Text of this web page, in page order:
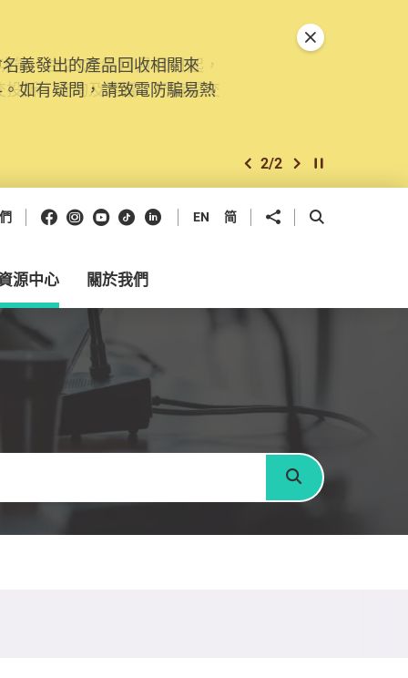
。由2025年11月10日起，
訴、查詢及建議。所有提交
上一個
2/2 下一個開始/暫停幻燈
關閉特別通告
Facebook
Instagram
Youtube
抖音領英 EN 简 分享到 開啟搜尋框
源中心 關於我們
搜尋